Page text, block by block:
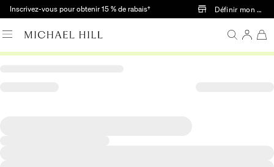
Passer au contenu principal
Inscrivez-vous pour obtenir 15 % de rabais† Définir mon